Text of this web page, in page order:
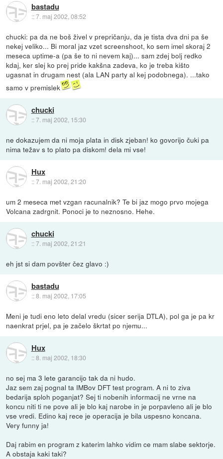
bastadu
::7. maj 2002, 08:52
chucki: pa da ne boš živel v prepričanju, da je tista dva dni pa še
nekej veliko... Bi moral jaz vzet screenshoot, ko sem imel skoraj 2
meseca uptime-a (pa še to ni nevem kaj)... sam zdej bolj redko
kdaj, ker slej ko prej pride kakšna zadeva, ko je treba kišto
ugasnat in drugam nest (ala LAN party al kej podobnega). ...tako
samo v premislek
chucki
::7. maj 2002, 15:30
ne dokazujem da ni moja plata in disk zjeban! ko govorijo čuki pa
nima težav s to plato pa diskom! dela mi vse!
Hux
::7. maj 2002, 21:20
um 2 meseca met vzgan racunalnik? Te bi jaz mogo prvo mojega
Volcana zadrgnit. Ponoci je to neznosno. Hehe.
chucki
::7. maj 2002, 21:21
eh jst si dam povšter čez glavo :)
bastadu
::8. maj 2002, 17:05
Meni je tudi eno leto delal vredu (sicer serija DTLA), pol ga je pa kr
naenkrat prjel, pa je začelo škrtat po njemu...
Hux
::8. maj 2002, 18:30
no sej ma 3 lete garancijo tak da ni hudo.
Jaz sem zaj pognal ta IMBov DFT test program. A ni to ziva
bedarija sploh poganjat? Sej ti nobenih informacij ne vrne na
koncu niti ti ne pove ali je blo kaj narobe in je porpavleno ali je blo
vse vredi. Edino kaj rece je operacija je bila uspesno koncana.
Very funny ja!
Daj rabim en program z katerim lahko vidim ce mam slabe sektorje.
A obstaja kaki taki?